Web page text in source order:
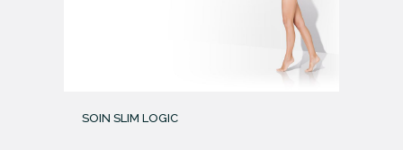
SOIN SLIM LOGIC